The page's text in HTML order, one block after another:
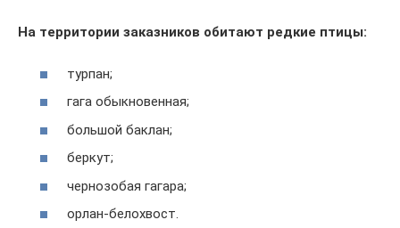
На территории заказников обитают редкие птицы:
турпан;
гага обыкновенная;
большой баклан;
беркут;
чернозобая гагара;
орлан-белохвост.